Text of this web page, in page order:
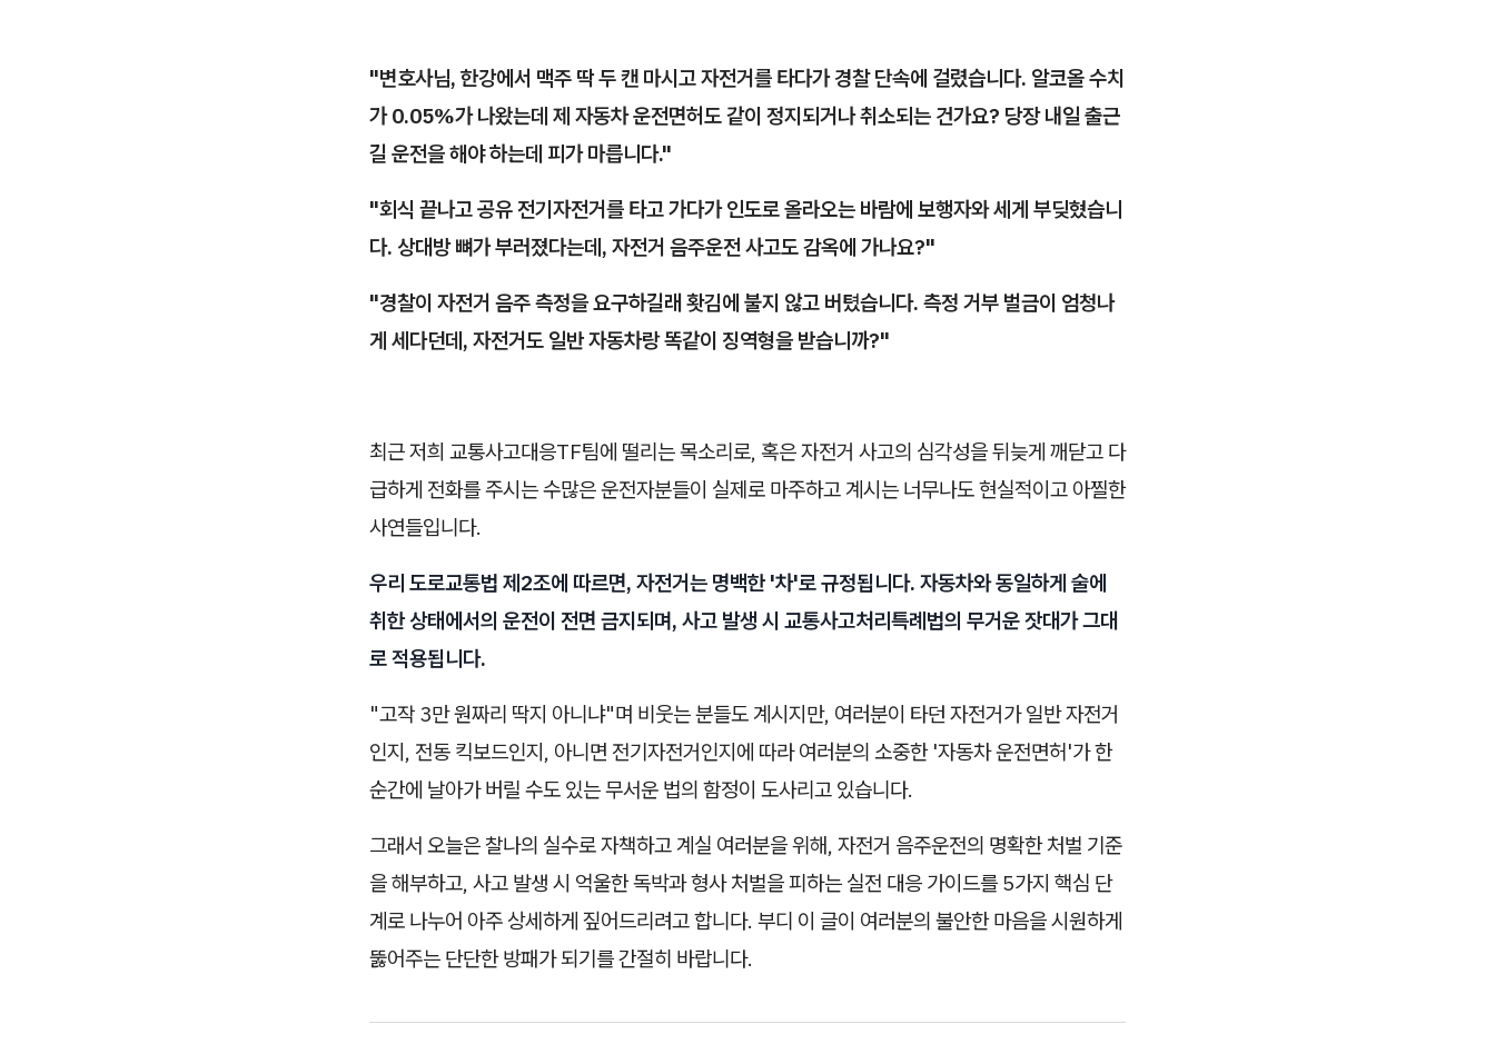
"변호사님, 한강에서 맥주 딱 두 캔 마시고 자전거를 타다가 경찰 단속에 걸렸습니다. 알코올 수치
가 0.05%가 나왔는데 제 자동차 운전면허도 같이 정지되거나 취소되는 건가요? 당장 내일 출근
길 운전을 해야 하는데 피가 마릅니다."
"회식 끝나고 공유 전기자전거를 타고 가다가 인도로 올라오는 바람에 보행자와 세게 부딪혔습니
다. 상대방 뼈가 부러졌다는데, 자전거 음주운전 사고도 감옥에 가나요?"
"경찰이 자전거 음주 측정을 요구하길래 홧김에 불지 않고 버텼습니다. 측정 거부 벌금이 엄청나
게 세다던데, 자전거도 일반 자동차랑 똑같이 징역형을 받습니까?"
최근 저희 교통사고대응TF팀에 떨리는 목소리로, 혹은 자전거 사고의 심각성을 뒤늦게 깨닫고 다
급하게 전화를 주시는 수많은 운전자분들이 실제로 마주하고 계시는 너무나도 현실적이고 아찔한
사연들입니다.
우리 도로교통법 제2조에 따르면, 자전거는 명백한 '차'로 규정됩니다. 자동차와 동일하게 술에
취한 상태에서의 운전이 전면 금지되며, 사고 발생 시 교통사고처리특례법의 무거운 잣대가 그대
로 적용됩니다.
"고작 3만 원짜리 딱지 아니냐"며 비웃는 분들도 계시지만, 여러분이 타던 자전거가 일반 자전거
인지, 전동 킥보드인지, 아니면 전기자전거인지에 따라 여러분의 소중한 '자동차 운전면허'가 한
순간에 날아가 버릴 수도 있는 무서운 법의 함정이 도사리고 있습니다.
그래서 오늘은 찰나의 실수로 자책하고 계실 여러분을 위해, 자전거 음주운전의 명확한 처벌 기준
을 해부하고, 사고 발생 시 억울한 독박과 형사 처벌을 피하는 실전 대응 가이드를 5가지 핵심 단
계로 나누어 아주 상세하게 짚어드리려고 합니다. 부디 이 글이 여러분의 불안한 마음을 시원하게
뚫어주는 단단한 방패가 되기를 간절히 바랍니다.